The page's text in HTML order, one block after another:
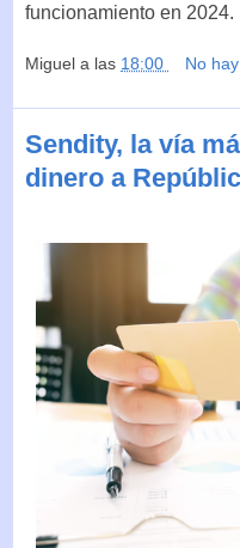
funcionamiento en 2024.
Miguel a las 18:00 No
Sendity, la vía
dinero a